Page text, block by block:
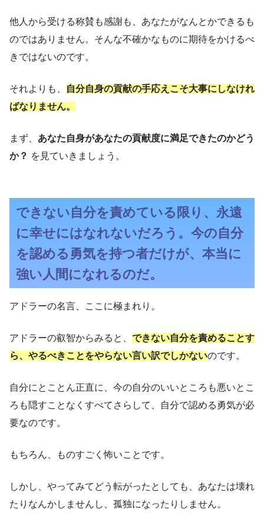
他人から受ける称賛も感謝も、あなたがなんとかできるも
のではありません。そんな不確かなものに期待をかけるべ
きではないのです。
それよりも、
自分自身の貢献の手応えこそ大事にしなけれ
ばなりません。
まず、 あなた自身があなたの貢献度に満足できたのかどう
か？ を見ていきましょう。
できない自分を責めている限り、永遠
に幸せにはなれないだろう。今の自分
を認める勇気を持つ者だけが、本当に
強い人間になれるのだ。
アドラーの名言、ここに極まれり。
アドラーの叡智からみると、 できない自分を責めることす
ら、やるべきことをやらない言い訳でしかないのです。
自分にとことん正直に、今の自分のいいところも悪いとこ
ろも隠すことなくすべてさらして、自分で認める勇気が必
要なのです。
もちろん、ものすごく怖いことです。
しかし、やってみてどう転がったとしても、あなたは壊れ
たりなんかしませんし、孤独になったりしません。